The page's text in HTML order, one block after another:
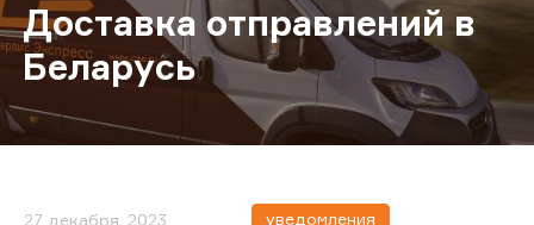
Доставка отправлений в
Беларусь
27 декабря, 2023 уведомления